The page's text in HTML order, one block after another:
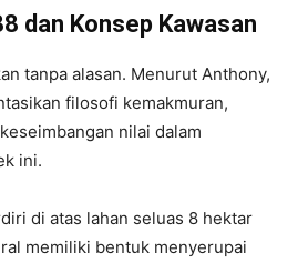
dan Konsep Kawasan
tanpa alasan. Menurut Anthony,
filosofi kemakmuran,
nilai dalam
ini.
di atas lahan seluas 8 hektar
memiliki bentuk menyerupai